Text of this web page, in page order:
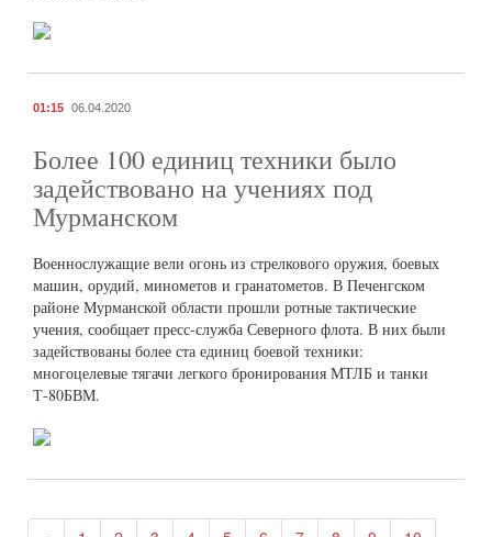
01:15 06.04.2020
Более 100 единиц техники было
задействовано на учениях под
Мурманском
Военнослужащие вели огонь из стрелкового оружия, боевых
машин, орудий, минометов и гранатометов. В Печенгском
районе Мурманской области прошли ротные тактические
учения, сообщает пресс-служба Северного флота. В них были
задействованы более ста единиц боевой техники:
многоцелевые тягачи легкого бронирования МТЛБ и танки
Т-80БВМ.